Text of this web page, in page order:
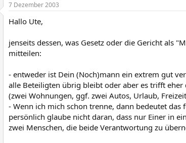
7 Dezember 2003
Hallo Ute,
jenseits dessen, was Gesetz oder die Gericht als
mitteilen:
- entweder ist Dein (Noch)mann ein extrem gut
alle Beteiligten übrig bleibt oder aber es trifft
(zwei Wohnungen, ggf. zwei Autos, Urlaub,
- Wenn ich mich schon trenne, dann bedeutet
persönlich glaube nicht daran, dass nur Einer in
zwei Menschen, die beide Verantwortung zu